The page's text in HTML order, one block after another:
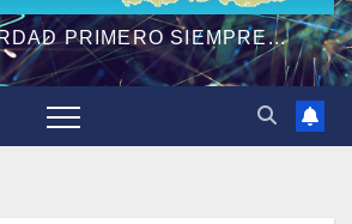
PRIMERO SIEMPRE...